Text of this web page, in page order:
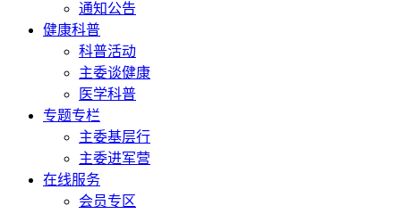
通知公告
健康科普
科普活动
主委谈健康
医学科普
专题专栏
主委基层行
主委进军营
在线服务
会员专区